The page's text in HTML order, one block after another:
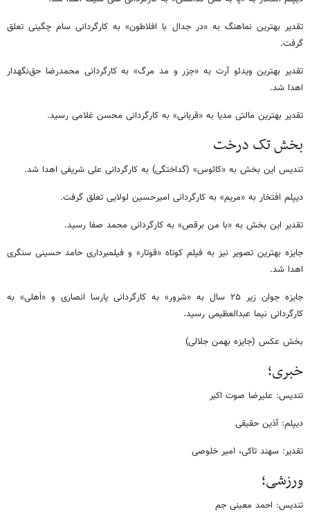
تقدیر بهترین نماهنگ به «در جدال با افلاطون» به کارگردانی سام چگینی تعلق
گرفت.
تقدیر بهترین ویدئو آرت به «جزر و مد مرگ» به کارگردانی محمدرضا حق‌نگهدار
اهدا شد.
تقدیر بهترین مالتی مدیا به «قربانی» به کارگردانی محسن غلامی رسید.
بخش تک درخت
تندیس این بخش به «کائوس» (گداختگی) به کارگردانی علی شریفی اهدا شد.
دیپلم افتخار به «مریم» به کارگردانی امیرحسین لولایی تعلق گرفت.
تقدیر این بخش به «با من برقص» به کارگردانی محمد صفا رسید.
جایزه بهترین تصویر نیز به فیلم کوتاه «قوتار» و فیلمبرداری حامد حسینی سنگری
اهدا شد.
جایزه جوان زیر ۲۵ سال به «شرور» به کارگردانی پارسا انصاری و «اَهلی» به
کارگردانی نیما عبدالعظیمی رسید.
بخش عکس (جایزه بهمن جلالی)
خبری؛
تندیس: علیرضا صوت اکبر
دیپلم: آذین حقیقی
تقدیر: سهند تاکی، امیر خلوصی
ورزشی؛
تندیس: احمد معینی جم